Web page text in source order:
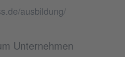
ausbildung/
Unternehmen